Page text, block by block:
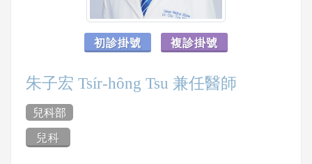
初診掛號 複診掛號
朱子宏 Tsír-hông Tsu 兼任醫師
兒科部
兒科